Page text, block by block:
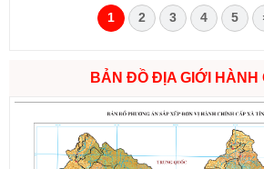
1 2 3 4 5
BẢN ĐỒ ĐỊA GIỚI HÀNH